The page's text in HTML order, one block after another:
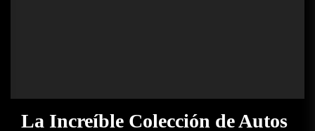
La Increíble Colección de Autos